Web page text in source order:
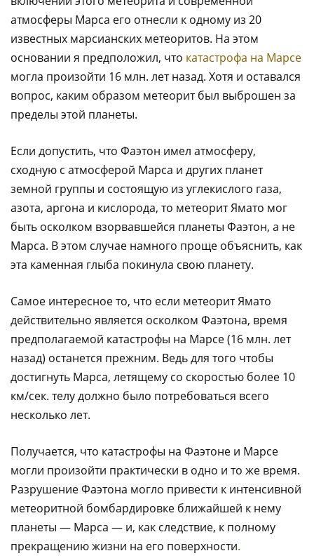
атмосферы Марса его отнесли к одному из 20
известных марсианских метеоритов. На этом
основании я предположил, что катастрофа на Марсе
могла произойти 16 млн. лет назад. Хотя и оставался
вопрос, каким образом метеорит был выброшен за
пределы этой планеты.
Если допустить, что Фаэтон имел атмосферу,
сходную с атмосферой Марса и других планет
земной группы и состоящую из углекислого газа,
азота, аргона и кислорода, то метеорит Ямато мог
быть осколком взорвавшейся планеты Фаэтон, а не
Марса. В этом случае намного проще объяснить, как
эта каменная глыба покинула свою планету.
Самое интересное то, что если метеорит Ямато
действительно является осколком Фаэтона, время
предполагаемой катастрофы на Марсе (16 млн. лет
назад) останется прежним. Ведь для того чтобы
достигнуть Марса, летящему со скоростью более 10
км/сек. телу должно было потребоваться всего
несколько лет.
Получается, что катастрофы на Фаэтоне и Марсе
могли произойти практически в одно и то же время.
Разрушение Фаэтона могло привести к интенсивной
метеоритной бомбардировке ближайшей к нему
планеты — Марса — и, как следствие, к полному
прекращению жизни на его поверхности.